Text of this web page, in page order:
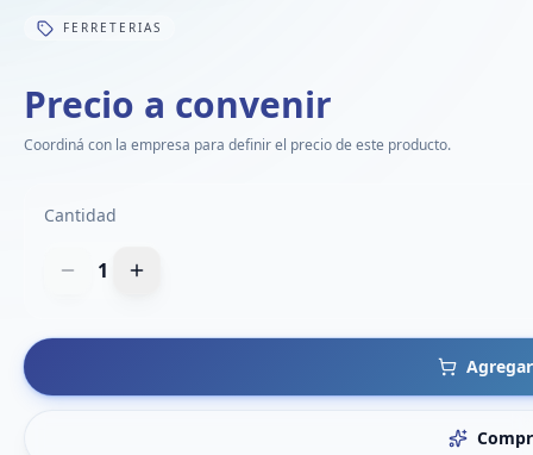
FERRETERIAS
Precio a convenir
Coordiná con la empresa para definir el precio de este producto.
Cantidad
1